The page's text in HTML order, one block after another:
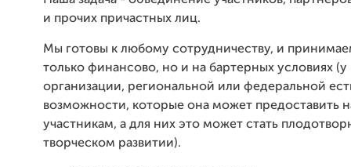
и прочих причастных лиц.
Мы готовы к любому сотрудничеству, и
только финансово, но и на бартерных условиях
организации, региональной или федеральной
возможности, которые она может предоставить
участникам, а для них это может стать
творческом развитии).